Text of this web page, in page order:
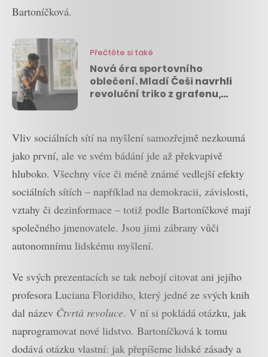
Bartoníčková.
Přečtěte si také
Nová éra sportovního
oblečení. Mladí Češi navrhli
revoluční triko z grafenu,
Vliv sociálních sítí na myšlení samozřejmě nezkoumá
jako první, ale ve svém bádání jde až překvapivě
hluboko. Všechny více či méně známé vedlejší efekty
sociálních sítích – například na demokracii, závislosti,
vztahy či dezinformace – totiž podle Bartoníčkové mají
společného jmenovatele. Jsou jimi zábrany vůči
autonomnímu lidskému myšlení.
Ve svých prezentacích se tak nebojí citovat ani jejího
profesora Luciana Floridiho, který jedné ze svých knih
dal název Čtvrtá revoluce. V ní si pokládá otázku, jak
naprogramovat nové lidstvo. Bartoníčková k tomu
dodává otázku vlastní: jak přepíšeme lidské zásady a